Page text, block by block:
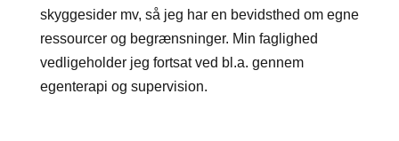
skyggesider mv, så jeg har en bevidsthed om egne
ressourcer og begrænsninger. Min faglighed
vedligeholder jeg fortsat ved bl.a. gennem
egenterapi og supervision.